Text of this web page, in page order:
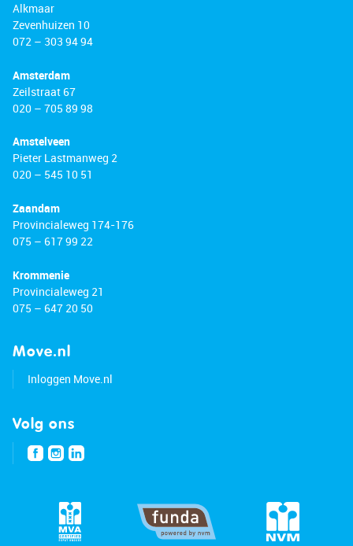
Alkmaar
Zevenhuizen 10
072 – 303 94 94
Amsterdam
Zeilstraat 67
020 – 705 89 98
Amstelveen
Pieter Lastmanweg 2
020 – 545 10 51
Zaandam
Provincialeweg 174-176
075 – 617 99 22
Krommenie
Provincialeweg 21
075 – 647 20 50
Move.nl
Inloggen Move.nl
Volg ons